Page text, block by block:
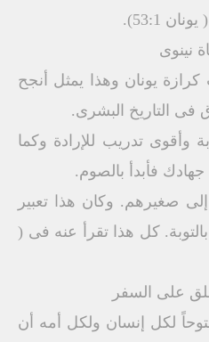
53:1).
نينوى
يونان وهذا يمثل أنجح
فى التاريخ البشرى.
وأقوى تدريب للإرادة وكما
جهادك فأبدأ بالصوم.
صغيرهم. وكان هذا تعبير
كل هذا تقرأ عنه فى (
على السفر
لكل إنسان ولكل أمه أن